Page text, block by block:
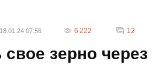
18.01.24 07:56 6 222 12
зерно через